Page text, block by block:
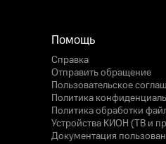
Помощь
Справка
Отправить обращение
Пользовательское
Политика
Политика обработки
Устройства КИОН (ТВ и
Документация